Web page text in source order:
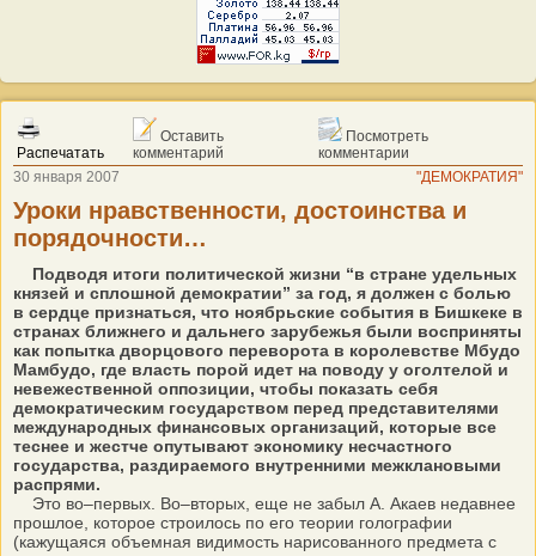
Распечатать
Оставить
комментарий
Посмотреть
комментарии
30 января 2007
"ДЕМОКРАТИЯ"
Уроки нравственности, достоинства и
порядочности…
Подводя итоги политической жизни “в стране удельных
князей и сплошной демократии” за год, я должен с болью
в сердце признаться, что ноябрьские события в Бишкеке в
странах ближнего и дальнего зарубежья были восприняты
как попытка дворцового переворота в королевстве Мбудо
Мамбудо, где власть порой идет на поводу у оголтелой и
невежественной оппозиции, чтобы показать себя
демократическим государством перед представителями
международных финансовых организаций, которые все
теснее и жестче опутывают экономику несчастного
государства, раздираемого внутренними межклановыми
распрями.
Это во–первых. Во–вторых, еще не забыл А. Акаев недавнее
прошлое, которое строилось по его теории голографии
(кажущаяся объемная видимость нарисованного предмета с